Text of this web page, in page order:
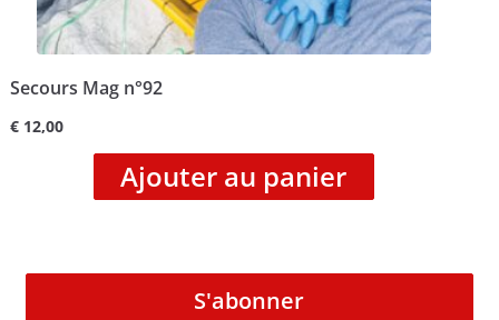
Secours Mag n°92
€12,00
Ajouter au panier
S'abonner